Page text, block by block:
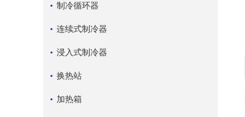
制冷循环器
连续式制冷器
浸入式制冷器
换热站
加热箱